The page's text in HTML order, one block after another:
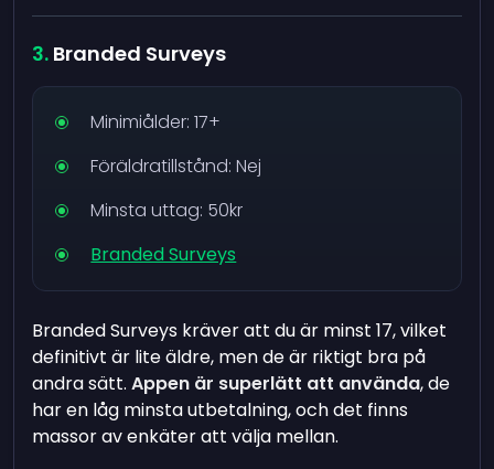
Branded Surveys
Minimiålder: 17+
Föräldratillstånd: Nej
Minsta uttag: 50kr
Branded Surveys
Branded Surveys kräver att du är minst 17, vilket
definitivt är lite äldre, men de är riktigt bra på
andra sätt.Appen är superlätt att använda, de
har en låg minsta utbetalning, och det finns
massor av enkäter att välja mellan.